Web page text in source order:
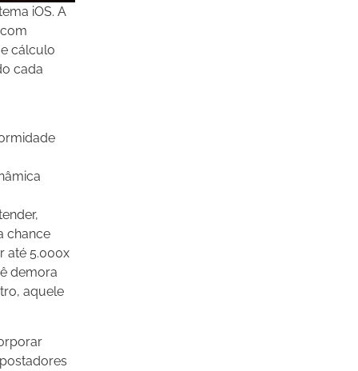
iOS. A
cálculo
cada
chance
até 5.000x
demora
aquele